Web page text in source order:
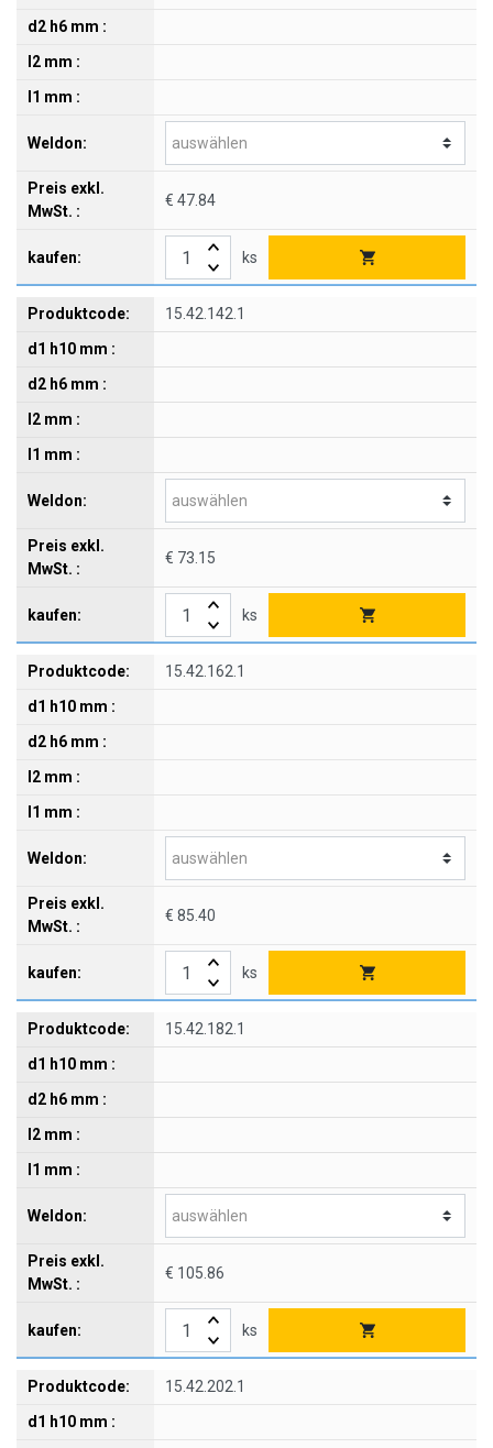
€ 47.84
ks
15.42.142.1
€ 73.15
ks
15.42.162.1
€ 85.40
ks
15.42.182.1
€ 105.86
ks
15.42.202.1